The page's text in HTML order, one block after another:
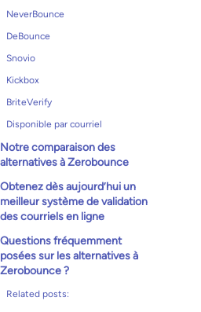
NeverBounce
DeBounce
Snovio
Kickbox
BriteVerify
Disponible par courriel
Notre comparaison des
alternatives à Zerobounce
Obtenez dès aujourd’hui un
meilleur système de validation
des courriels en ligne
Questions fréquemment
posées sur les alternatives à
Zerobounce ?
Related posts: